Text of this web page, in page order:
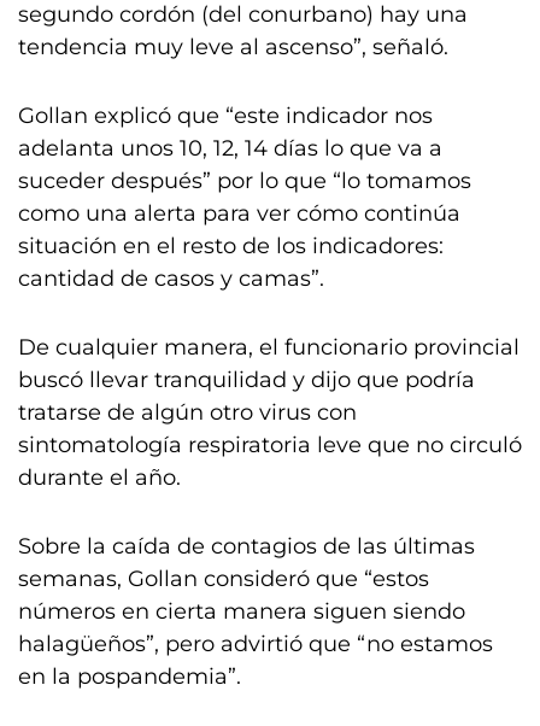
segundo cordón (del conurbano) hay una
tendencia muy leve al ascenso”, señaló.
Gollan explicó que “este indicador nos
adelanta unos 10, 12, 14 días lo que va a
suceder después” por lo que “lo tomamos
como una alerta para ver cómo continúa
situación en el resto de los indicadores:
cantidad de casos y camas”.
De cualquier manera, el funcionario provincial
buscó llevar tranquilidad y dijo que podría
tratarse de algún otro virus con
sintomatología respiratoria leve que no circuló
durante el año.
Sobre la caída de contagios de las últimas
semanas, Gollan consideró que “estos
números en cierta manera siguen siendo
halagüeños”, pero advirtió que “no estamos
en la pospandemia”.